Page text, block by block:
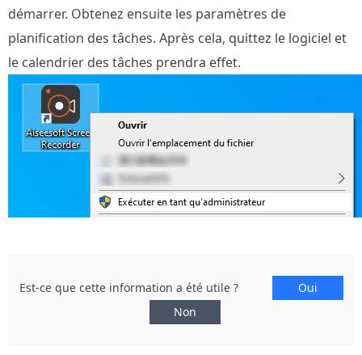
démarrer. Obtenez ensuite les paramètres de
planification des tâches. Après cela, quittez le logiciel et
le calendrier des tâches prendra effet.
Est-ce que cette information a été utile ?